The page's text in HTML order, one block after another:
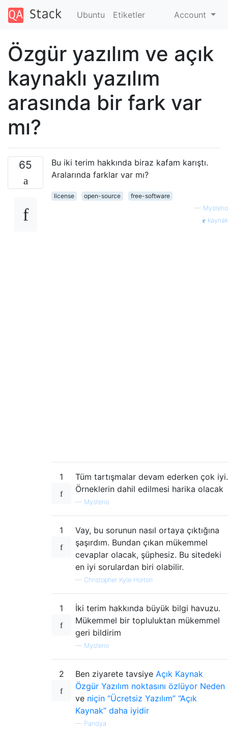
Ubuntu Etiketler Account
Özgür yazılım ve açık
kaynaklı yazılım
arasında bir fark var
mı?
65
Bu iki terim hakkında biraz kafam karıştı.
Aralarında farklar var mı?
license open-source
free-software
— Mysterio
kaynak
1
Tüm tartışmalar devam ederken çok iyi.
Örneklerin dahil edilmesi harika olacak
— Mysterio
1
Vay, bu sorunun nasıl ortaya çıktığına
şaşırdım. Bundan çıkan mükemmel
cevaplar olacak, şüphesiz. Bu sitedeki
en iyi sorulardan biri olabilir.
— Christopher Kyle Horton
1
İki terim hakkında büyük bilgi havuzu.
Mükemmel bir topluluktan mükemmel
geri bildirim
— Mysterio
2 Ben ziyarete tavsiye Açık Kaynak
Özgür Yazılım noktasını özlüyor Neden
ve niçin “Ücretsiz Yazılım” “Açık
Kaynak” daha iyidir
— Pandya